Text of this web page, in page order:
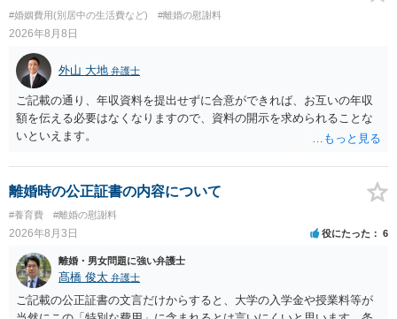
#婚姻費用(別居中の生活費など) #離婚の慰謝料
2026年8月8日
外山 大地 弁護士
ご記載の通り、年収資料を提出せずに合意ができれば、お互いの年収
額を伝える必要はなくなりますので、資料の開示を求められることな
いといえます。
離婚時の公正証書の内容について
#養育費 #離婚の慰謝料
2026年8月3日 役にたった 6
離婚・男女問題に強い弁護士
髙橋 俊太 弁護士
ご記載の公正証書の文言だけからすると、大学の入学金や授業料等が